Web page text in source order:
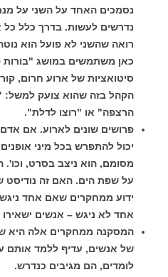
נסמכים האחד על השני על
נדרשים לעשות. בדרך כלל
רואה שהשני לא פועל הוא
כאן משתמשים במושג "בורות
סיטואציות של ארוע חרום,
הקהל בזה שהוא צועק למשל:
הרצפה" או "רוצו לדלת".
פרושים שונים לארוע. אם
יכול להתפרש בכל מיני
מסומם, הוא ניצב בסרט, וכו'.
על שפת הים. האם זה
ידוע ממחקרים שאם אחד
אחד לא ניגש – אנשים
המסקנה ממחקרים אלה היא
של אנשים, עדיף ללמד אותם
לומדים, הם מגיבים כנדרש.